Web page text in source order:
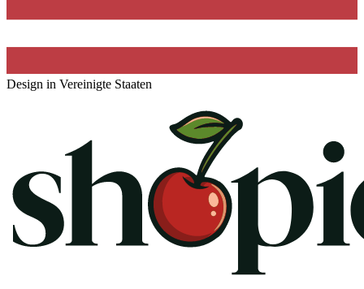
Design in Vereinigte Staaten